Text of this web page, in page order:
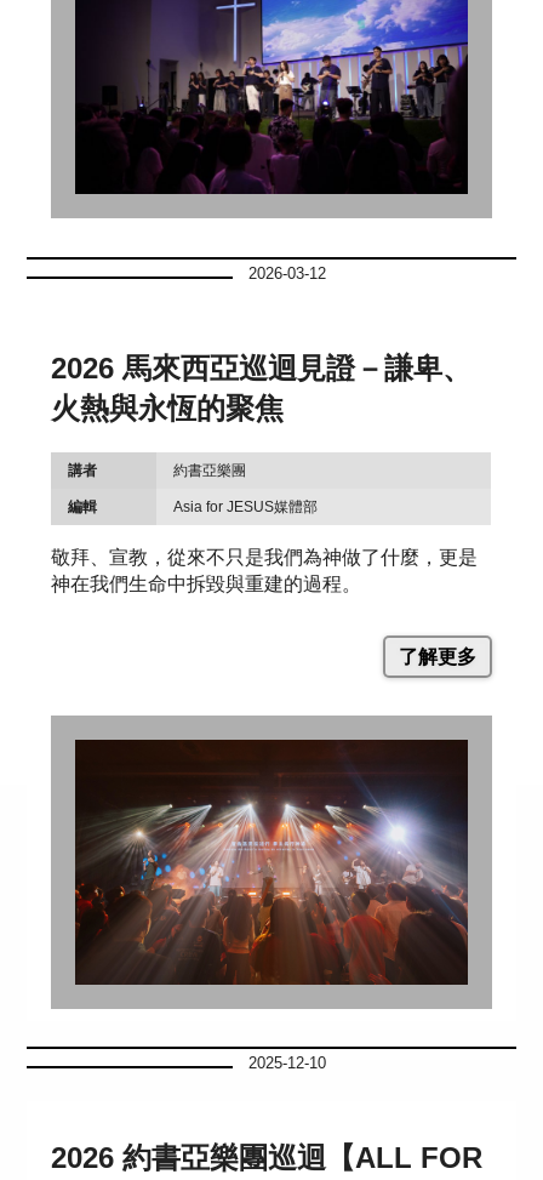
2026-03-12
2026 馬來西亞巡迴見證－謙卑、
火熱與永恆的聚焦
講者 約書亞樂團
編輯 Asia for JESUS媒體部
敬拜、宣教，從來不只是我們為神做了什麼，更是
神在我們生命中拆毀與重建的過程。
了解更多
2025-12-10
2026 約書亞樂團巡迴【ALL FOR